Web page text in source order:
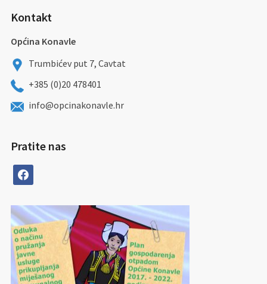
Kontakt
Općina Konavle
Trumbićev put 7, Cavtat
+385 (0)20 478401
info@opcinakonavle.hr
Pratite nas
facebook